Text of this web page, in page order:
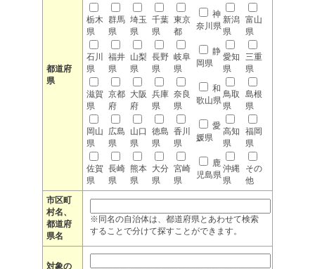
都道府
県
栃木
県
群馬
県
埼玉
県
千葉
県
東京
都
神
奈川県
新潟
県
富山
県
石川
県
福井
県
山梨
県
長野
県
岐阜
県
静
岡県
愛知
県
三重
県
滋賀
県
京都
府
大阪
府
兵庫
県
奈良
県
和
歌山県
鳥取
県
島根
県
岡山
県
広島
県
山口
県
徳島
県
香川
県
愛
媛県
高知
県
福岡
県
佐賀
県
長崎
県
熊本
県
大分
県
宮崎
県
鹿
児島県
沖縄
県
その
他
市区町
村名、
都道府
県名
※同名の自治体は、都道府県とあわせて検索
することで分けて探すことができます。
対象の